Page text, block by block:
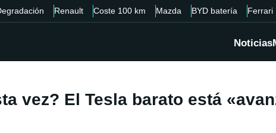
Renault Coste 100 km Mazda BYD batería Ferrari
Noticias
vez? El Tesla barato está